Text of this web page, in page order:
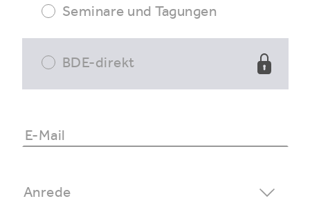
Seminare und Tagungen
BDE-direkt